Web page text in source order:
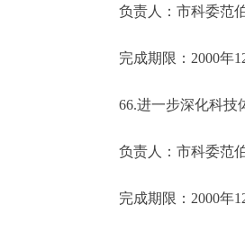
负责人：市科委范伯
完成期限：2000年
66.进一步深化科技体
负责人：市科委范
完成期限：2000年